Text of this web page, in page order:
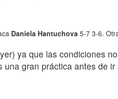
Daniela Hantuchova 5-7 3-6.
ya que las condiciones
gran práctica antes de